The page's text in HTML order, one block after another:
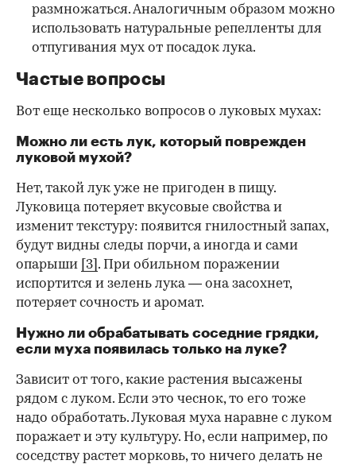
размножаться. Аналогичным образом можно
использовать натуральные репелленты для
отпугивания мух от посадок лука.
Частые вопросы
Вот еще несколько вопросов о луковых мухах:
Можно ли есть лук, который поврежден
луковой мухой?
Нет, такой лук уже не пригоден в пищу.
Луковица потеряет вкусовые свойства и
изменит текстуру: появится гнилостный запах,
будут видны следы порчи, а иногда и сами
опарыши
[3] . При обильном поражении
испортится и зелень лука — она засохнет,
потеряет сочность и аромат.
Нужно ли обрабатывать соседние грядки,
если муха появилась только на луке?
Зависит от того, какие растения высажены
рядом с луком. Если это чеснок, то его тоже
надо обработать. Луковая муха наравне с луком
поражает и эту культуру. Но, если например, по
соседству растет морковь, то ничего делать не